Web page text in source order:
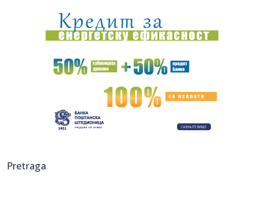
18:46:NJUELS SE OPROSTIO OD MESIJEVOG OCA: Emotivna poruka
iz Rosarija ...
18:45:Sudar vozova u Hrvatskoj, nikom od povređenih nije
ugrožen živ...
Vučić se obraća u Belegišu
18:40:BIRODI: Građanima ne treba predsednik Saveta REM-a, već
na aukc...
Pretraga